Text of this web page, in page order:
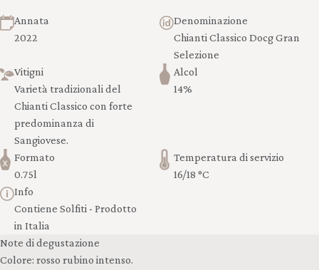
Annata
2022
Denominazione
Chianti Classico Docg Gran
Selezione
Vitigni
Varietà tradizionali del
Chianti Classico con forte
predominanza di
Sangiovese.
Alcol
14%
Formato
0.75l
Temperatura di servizio
16/18 °C
Info
Contiene Solfiti - Prodotto
in Italia
Note di degustazione
Colore: rosso rubino intenso.